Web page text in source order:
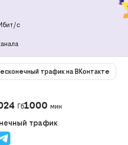
с
трафик на ВКонтакте
Гб1000 мин
трафик